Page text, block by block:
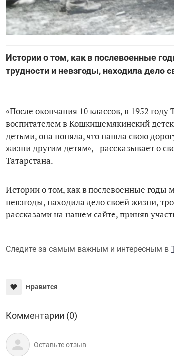
Истории о том, как в послевоенные
трудности и невзгоды, находила дело
«После окончания 10 классов, в 1952
воспитателем в Кошкишемякинский
детьми, она поняла, что нашла свою
жизни другим детям», - рассказывает о
Татарстана.
Истории о том, как в послевоенные годы
невзгоды, находила дело своей жизни,
рассказами на нашем сайте, приняв
Следите за самым важным и интересным в
Нравится
Комментарии (0)